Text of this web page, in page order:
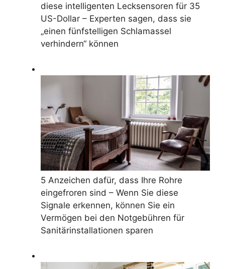
diese intelligenten Lecksensoren für 35
US-Dollar – Experten sagen, dass sie
„einen fünfstelligen Schlamassel
verhindern“ können
5 Anzeichen dafür, dass Ihre Rohre
eingefroren sind – Wenn Sie diese
Signale erkennen, können Sie ein
Vermögen bei den Notgebühren für
Sanitärinstallationen sparen